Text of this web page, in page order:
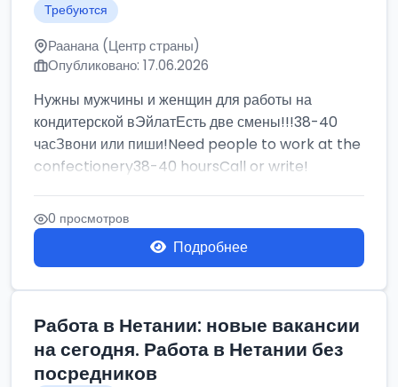
Требуются
Раанана (Центр страны)
Опубликовано: 17.06.2026
Нужны мужчины и женщин для работы на
кондитерской вЭйлатЕсть две смены!!!38-40
часЗвони или пиши!Need people to work at the
confectionery38-40 hoursCall or write!
0 просмотров
Подробнее
Работа в Нетании: новые вакансии
на сегодня. Работа в Нетании без
посредников